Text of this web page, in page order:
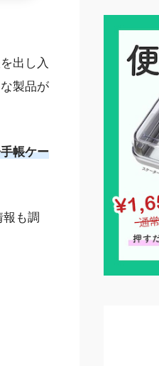
出し入
製品が
帳ケー
も調